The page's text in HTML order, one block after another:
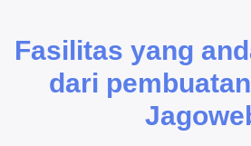
Fasilitas yang
dari